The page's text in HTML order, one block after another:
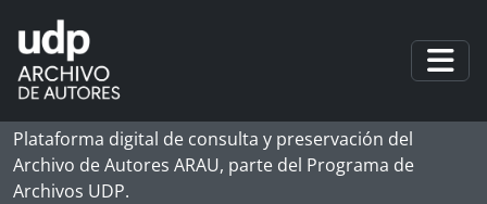
Skip to main content
Plataforma digital de consulta y preservación del
Archivo de Autores ARAU, parte del Programa de
Archivos UDP.